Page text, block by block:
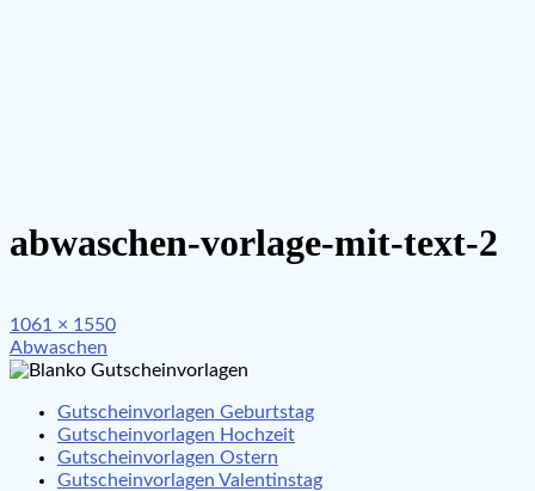
abwaschen-vorlage-mit-text-2
Full
size
1061 × 1550
Beitragsnavigation
Abwaschen
Gutscheinvorlagen Geburtstag
Gutscheinvorlagen Hochzeit
Gutscheinvorlagen Ostern
Gutscheinvorlagen Valentinstag